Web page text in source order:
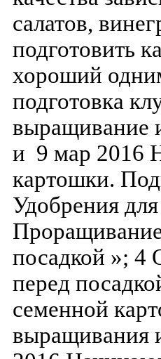
салатов,
подготовить
хороший
подготовка
выращивание
и 9 мар 2016
картошки.
Удобрения
посадкой »; 4
перед
семенной
выращивания